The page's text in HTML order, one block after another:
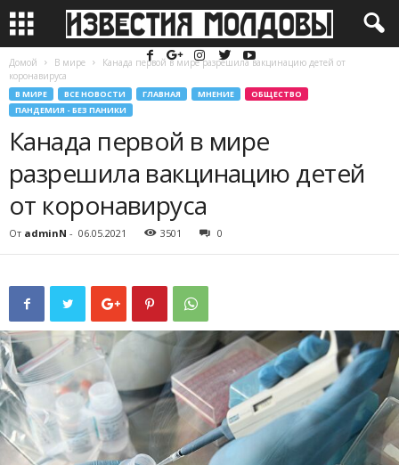
Домой В мире
Канада первой в мире разрешила вакцинацию детей от
коронавируса
В МИРЕ ВСЕ НОВОСТИ ГЛАВНАЯ МНЕНИЕ
ОБЩЕСТВО
ПАНДЕМИЯ - БЕЗ ПАНИКИ
Канада первой в мире
разрешила вакцинацию детей
от коронавируса
От adminN - 06.05.2021 3501 0